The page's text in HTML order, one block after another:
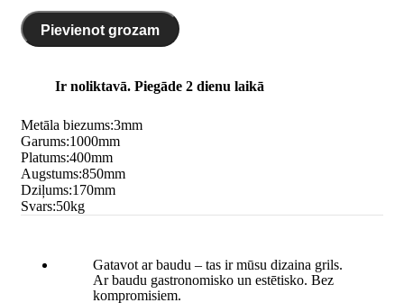
Pievienot grozam
Ir noliktavā. Piegāde 2 dienu laikā
Metāla biezums:3mm
Garums:1000mm
Platums:400mm
Augstums:850mm
Dziļums:170mm
Svars:50kg
Gatavot ar baudu – tas ir mūsu dizaina grils.
Ar baudu gastronomisko un estētisko. Bez
kompromisiem.